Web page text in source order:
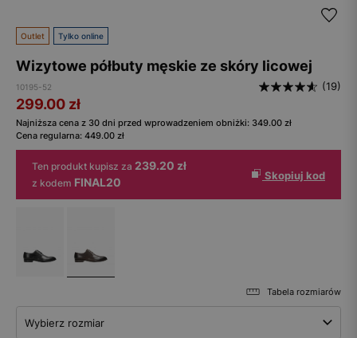
Outlet Tylko online
Wizytowe półbuty męskie ze skóry licowej
10195-52 (19)
299.00 zł
Najniższa cena z 30 dni przed wprowadzeniem obniżki: 349.00 zł
Cena regularna: 449.00 zł
Ten produkt kupisz za 239.20 zł
z kodem FINAL20 Skopiuj kod
Tabela rozmiarów
Wybierz rozmiar